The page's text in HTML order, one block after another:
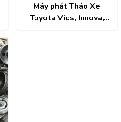
Máy phát Tháo Xe
Toyota Vios, Innova,